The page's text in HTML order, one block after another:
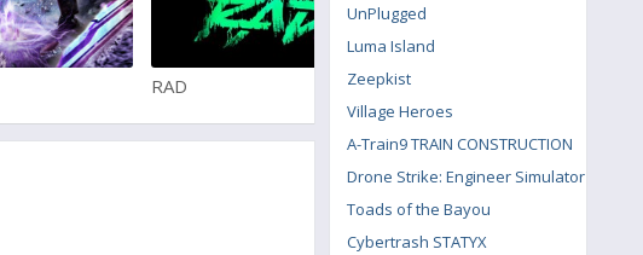
RAD
UnPlugged
Luma Island
Zeepkist
Village Heroes
A-Train9 TRAIN CONSTRUCTION
Drone Strike: Engineer Simulator
Toads of the Bayou
Cybertrash STATYX